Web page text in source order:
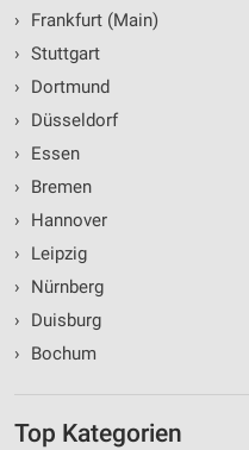
›
Frankfurt (Main)
› Stuttgart
›
Dortmund
›
Düsseldorf
›
Essen
›
Bremen
›
Hannover
›
Leipzig
›
Nürnberg
›
Duisburg
›
Bochum
Top Kategorien